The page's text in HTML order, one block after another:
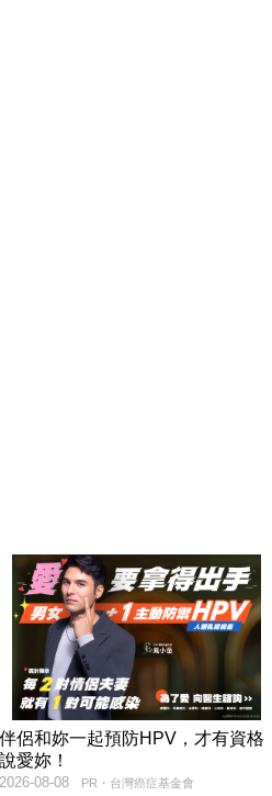
伴侶和妳一起預防HPV，才有資格
說愛妳！
PR・台灣癌症基金會
2026-08-08